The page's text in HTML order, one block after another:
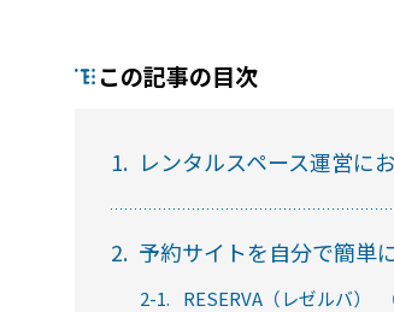
この記事の目次
1. レンタルスペース運営に
2. 予約サイトを自分で簡単
2-1. RESERVA（レゼルバ）
セミナー